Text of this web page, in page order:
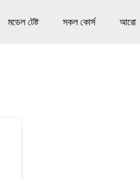
মডেল টেষ্ট সকল কোর্স আরো